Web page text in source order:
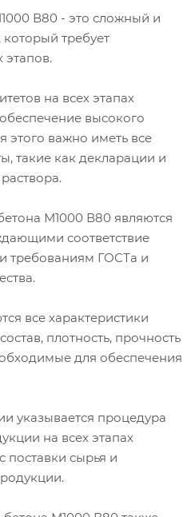
В80 - это сложный и
который требует
этапов.
на всех этапах
высокого
этого важно иметь все
такие как декларации и
М1000 В80 являются
соответствие
требованиям ГОСТа и
все характеристики
плотность, прочность
для обеспечения
указывается процедура
на всех этапах
поставки сырья и